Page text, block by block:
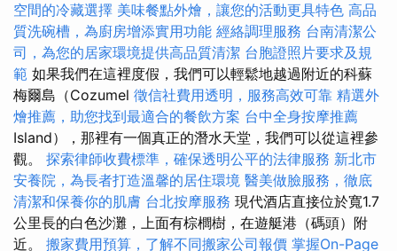
空間的冷藏選擇 美味餐點外燴，讓您的活動更具特色 高品
質洗碗槽，為廚房增添實用功能 經絡調理服務 台南清潔公
司，為您的居家環境提供高品質清潔 台胞證照片要求及規
範 如果我們在這裡度假，我們可以輕鬆地越過附近的科蘇
梅爾島（Cozumel 徵信社費用透明，服務高效可靠 精選外
燴推薦，助您找到最適合的餐飲方案 台中全身按摩推薦
Island），那裡有一個真正的潛水天堂，我們可以從這裡參
觀。 探索律師收費標準，確保透明公平的法律服務 新北市
安養院，為長者打造溫馨的居住環境 醫美做臉服務，徹底
清潔和保養你的肌膚 台北按摩服務 現代酒店直接位於寬1.7
公里長的白色沙灘，上面有棕櫚樹，在遊艇港（碼頭）附
近。 搬家費用預算，了解不同搬家公司報價 掌握On-Page